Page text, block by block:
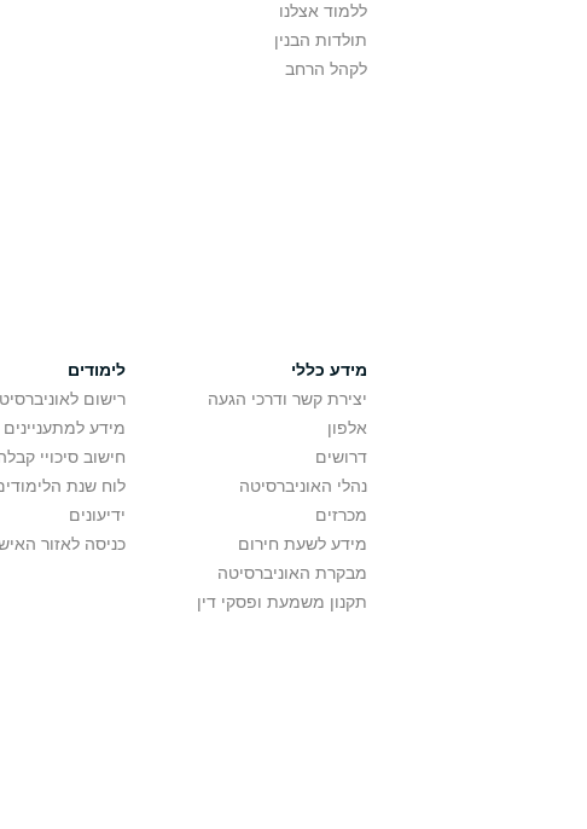
ללמוד אצלנו
תולדות הבנין
לקהל הרחב
מידע כללי
יצירת קשר ודרכי הגעה
אלפון
דרושים
נהלי האוניברסיטה
מכרזים
מידע לשעת חירום
מבקרת האוניברסיטה
תקנון משמעת ופסקי דין
לימודים
רישום
מידע
חישוב סיכויי
לוח שנת
ידיעונים
כניסה לאזור